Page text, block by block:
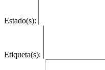
Estado(s):
Etiqueta(s):